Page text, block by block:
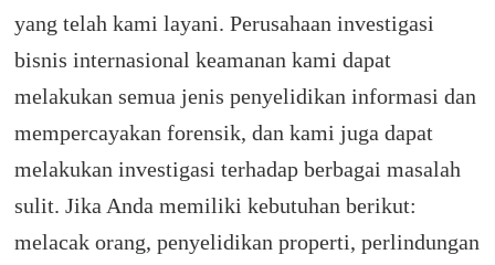
yang telah kami layani.Perusahaan investigasi
bisnis internasional keamanan kami dapat
melakukan semua jenis penyelidikan informasi dan
mempercayakan forensik, dan kami juga dapat
melakukan investigasi terhadap berbagai masalah
sulit.Jika Anda memiliki kebutuhan berikut:
melacak orang, penyelidikan properti, perlindungan